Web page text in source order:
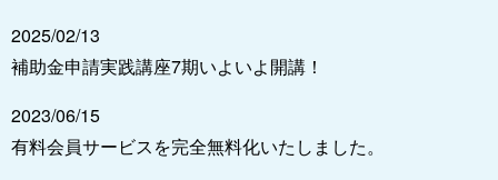
2025/02/13
補助金申請実践講座7期いよいよ開講！
2023/06/15
有料会員サービスを完全無料化いたしました。